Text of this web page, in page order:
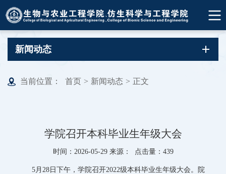
新闻动态
当前位置： 首页 > 新闻动态 > 正文
学院召开本科毕业生年级大会
时间：2026-05-29 来源： 点击量： 439
5月28日下午，学院召开2022级本科毕业生年级大会。院